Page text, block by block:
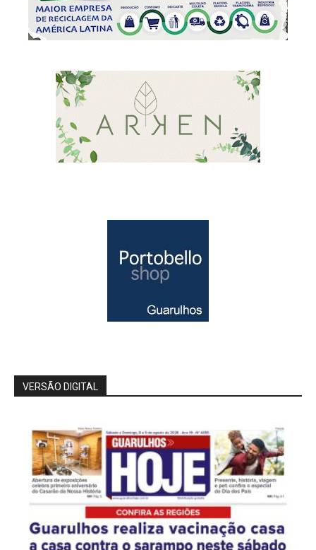
VERSÃO DIGITAL